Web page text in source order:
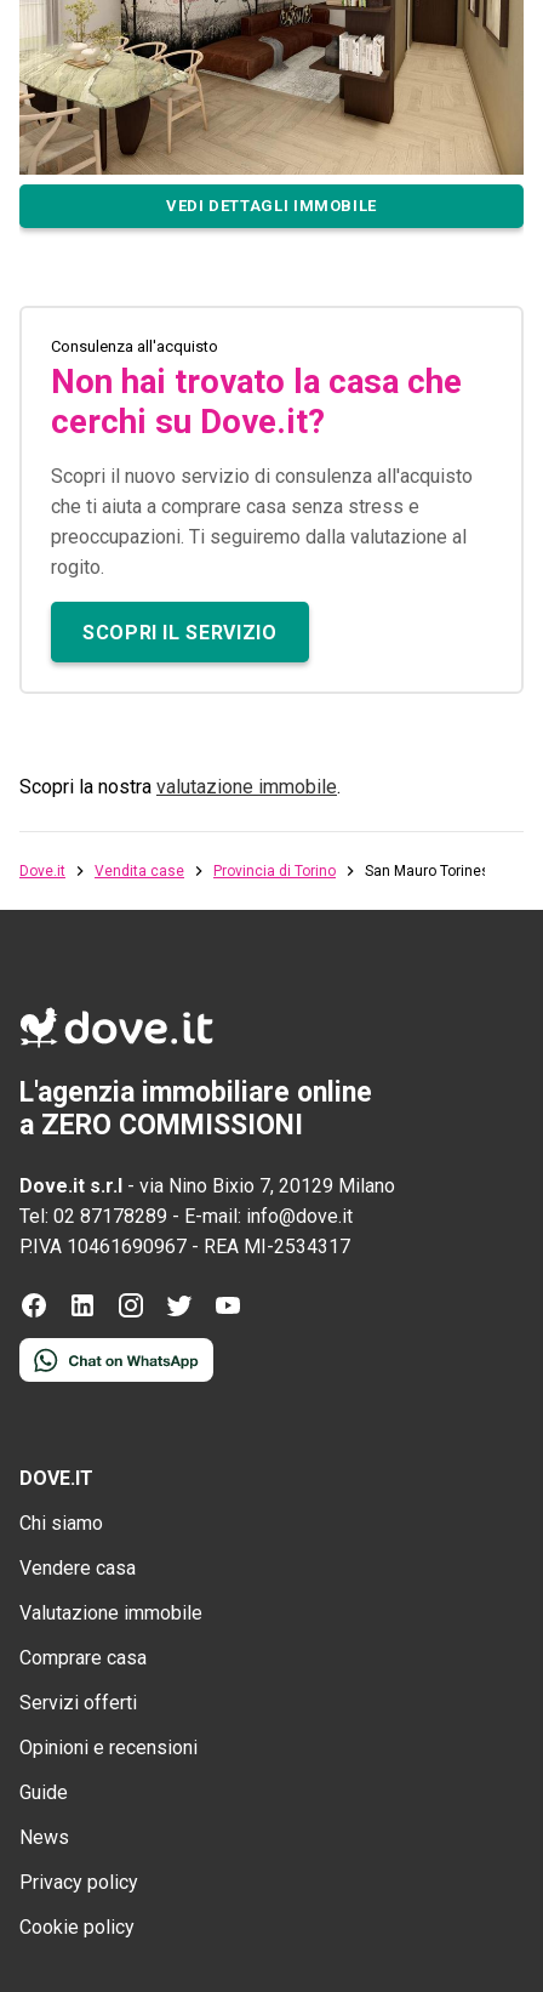
VEDI DETTAGLI IMMOBILE
Consulenza all'acquisto
Non hai trovato la casa che
cerchi su Dove.it?
Scopri il nuovo servizio di consulenza all'acquisto
che ti aiuta a comprare casa senza stress e
preoccupazioni. Ti seguiremo dalla valutazione al
rogito.
SCOPRI IL SERVIZIO
Scopri la nostra valutazione immobile.
Dove.it Vendita case Provincia di Torino San Mauro Torinese
L'agenzia immobiliare online
a ZERO COMMISSIONI
Dove.it s.r.l - via Nino Bixio 7, 20129 Milano
Tel: 02 87178289 - E-mail: info@dove.it
P.IVA 10461690967 - REA MI-2534317
DOVE.IT
Chi siamo
Vendere casa
Valutazione immobile
Comprare casa
Servizi offerti
Opinioni e recensioni
Guide
News
Privacy policy
Cookie policy